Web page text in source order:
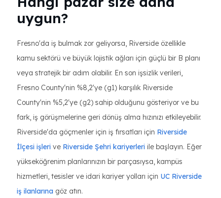
uygun?
Fresno'da iş bulmak zor geliyorsa, Riverside özellikle
kamu sektörü ve büyük lojistik ağları için güçlü bir B planı
veya stratejik bir adım olabilir. En son işsizlik verileri,
Fresno County'nin %8,2'ye (g1) karşılık Riverside
County'nin %5,2'ye (g2) sahip olduğunu gösteriyor ve bu
fark, iş görüşmelerine geri dönüş alma hızınızı etkileyebilir.
Riverside'da göçmenler için iş fırsatları için Riverside
İlçesi işleri ve Riverside Şehri kariyerleri ile başlayın. Eğer
yükseköğrenim planlarınızın bir parçasıysa, kampüs
hizmetleri, tesisler ve idari kariyer yolları için UC Riverside
iş ilanlarına göz atın.